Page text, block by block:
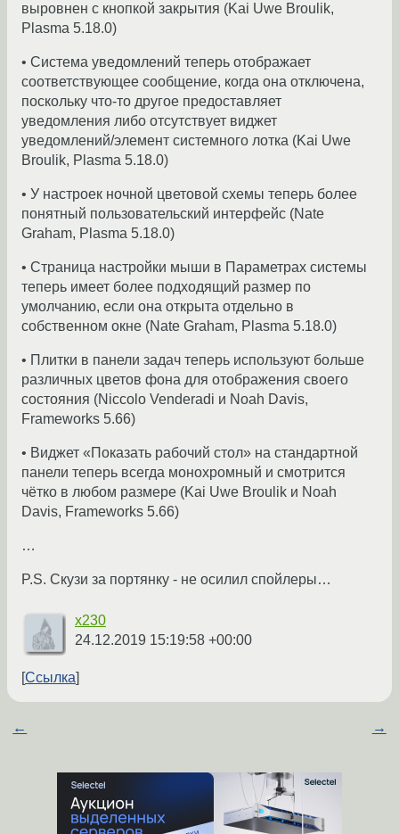
выровнен с кнопкой закрытия (Kai Uwe Broulik,
Plasma 5.18.0)
• Система уведомлений теперь отображает
соответствующее сообщение, когда она отключена,
поскольку что-то другое предоставляет
уведомления либо отсутствует виджет
уведомлений/элемент системного лотка (Kai Uwe
Broulik, Plasma 5.18.0)
• У настроек ночной цветовой схемы теперь более
понятный пользовательский интерфейс (Nate
Graham, Plasma 5.18.0)
• Страница настройки мыши в Параметрах системы
теперь имеет более подходящий размер по
умолчанию, если она открыта отдельно в
собственном окне (Nate Graham, Plasma 5.18.0)
• Плитки в панели задач теперь используют больше
различных цветов фона для отображения своего
состояния (Niccolo Venderadi и Noah Davis,
Frameworks 5.66)
• Виджет «Показать рабочий стол» на стандартной
панели теперь всегда монохромный и смотрится
чётко в любом размере (Kai Uwe Broulik и Noah
Davis, Frameworks 5.66)
…
P.S. Скузи за портянку - не осилил спойлеры…
x230
24.12.2019 15:19:58 +00:00
Ссылка
← →